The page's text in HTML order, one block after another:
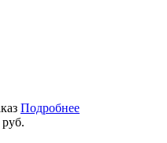
Подробнее